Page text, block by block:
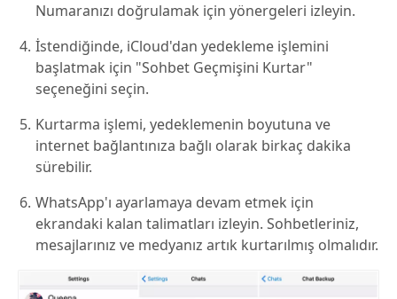
Numaranızı doğrulamak için yönergeleri izleyin.
İstendiğinde, iCloud'dan yedekleme işlemini
başlatmak için "Sohbet Geçmişini Kurtar"
seçeneğini seçin.
Kurtarma işlemi, yedeklemenin boyutuna ve
internet bağlantınıza bağlı olarak birkaç dakika
sürebilir.
WhatsApp'ı ayarlamaya devam etmek için
ekrandaki kalan talimatları izleyin. Sohbetleriniz,
mesajlarınız ve medyanız artık kurtarılmış olmalıdır.